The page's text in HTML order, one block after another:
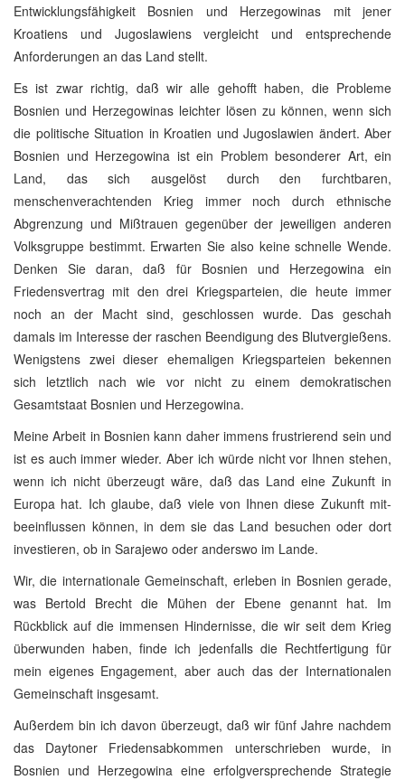
Entwicklungsfähigkeit Bosnien und Herzegowinas mit jener
Kroatiens und Jugoslawiens vergleicht und entsprechende
Anforderungen an das Land stellt.
Es ist zwar richtig, daß wir alle gehofft haben, die Probleme
Bosnien und Herzegowinas leichter lösen zu können, wenn sich
die politische Situation in Kroatien und Jugoslawien ändert. Aber
Bosnien und Herzegowina ist ein Problem besonderer Art, ein
Land, das sich ausgelöst durch den furchtbaren,
menschenverachtenden Krieg immer noch durch ethnische
Abgrenzung und Mißtrauen gegenüber der jeweiligen anderen
Volksgruppe bestimmt. Erwarten Sie also keine schnelle Wende.
Denken Sie daran, daß für Bosnien und Herzegowina ein
Friedensvertrag mit den drei Kriegsparteien, die heute immer
noch an der Macht sind, geschlossen wurde. Das geschah
damals im Interesse der raschen Beendigung des Blutvergießens.
Wenigstens zwei dieser ehemaligen Kriegsparteien bekennen
sich letztlich nach wie vor nicht zu einem demokratischen
Gesamtstaat Bosnien und Herzegowina.
Meine Arbeit in Bosnien kann daher immens frustrierend sein und
ist es auch immer wieder. Aber ich würde nicht vor Ihnen stehen,
wenn ich nicht überzeugt wäre, daß das Land eine Zukunft in
Europa hat. Ich glaube, daß viele von Ihnen diese Zukunft mit-
beeinflussen können, in dem sie das Land besuchen oder dort
investieren, ob in Sarajewo oder anderswo im Lande.
Wir, die internationale Gemeinschaft, erleben in Bosnien gerade,
was Bertold Brecht die Mühen der Ebene genannt hat. Im
Rückblick auf die immensen Hindernisse, die wir seit dem Krieg
überwunden haben, finde ich jedenfalls die Rechtfertigung für
mein eigenes Engagement, aber auch das der Internationalen
Gemeinschaft insgesamt.
Außerdem bin ich davon überzeugt, daß wir fünf Jahre nachdem
das Daytoner Friedensabkommen unterschrieben wurde, in
Bosnien und Herzegowina eine erfolgversprechende Strategie